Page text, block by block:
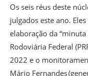
Os seis réus deste
julgados este ano.
elaboração da
Rodoviária Federal
2022 e o
Mário Fernandes